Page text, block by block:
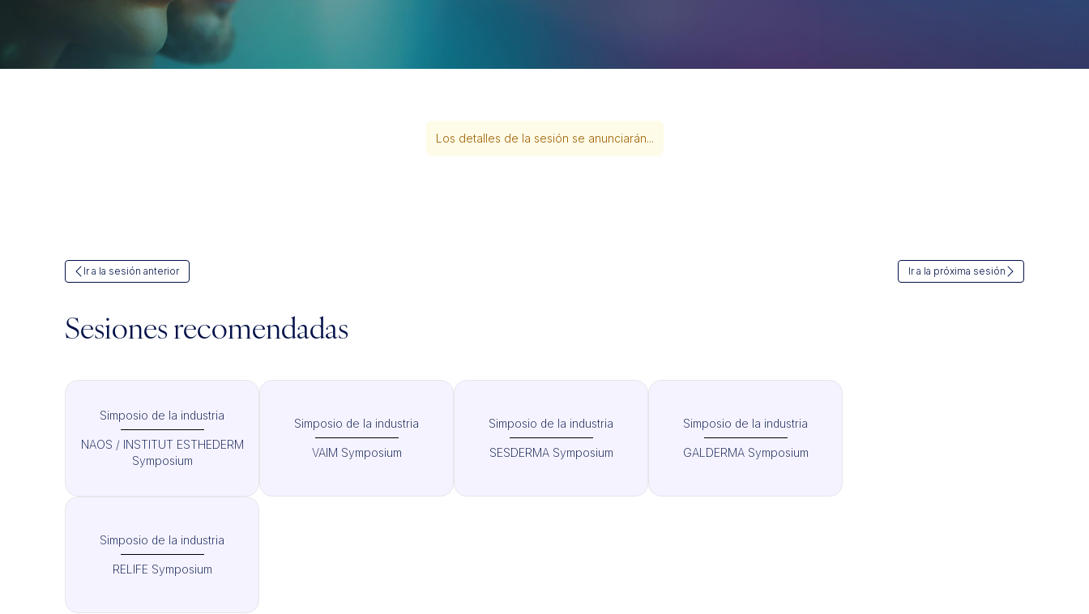
Los detalles de la sesión se anunciarán...
Ir a la sesión anterior Ir a la próxima sesión
Sesiones recomendadas
Simposio de la industria
NAOS / INSTITUT ESTHEDERM
Symposium
Simposio de la industria
VAIM Symposium
Simposio de la industria
SESDERMA Symposium
Simposio de la industria
GALDERMA Symposium
Simposio de la industria
RELIFE Symposium